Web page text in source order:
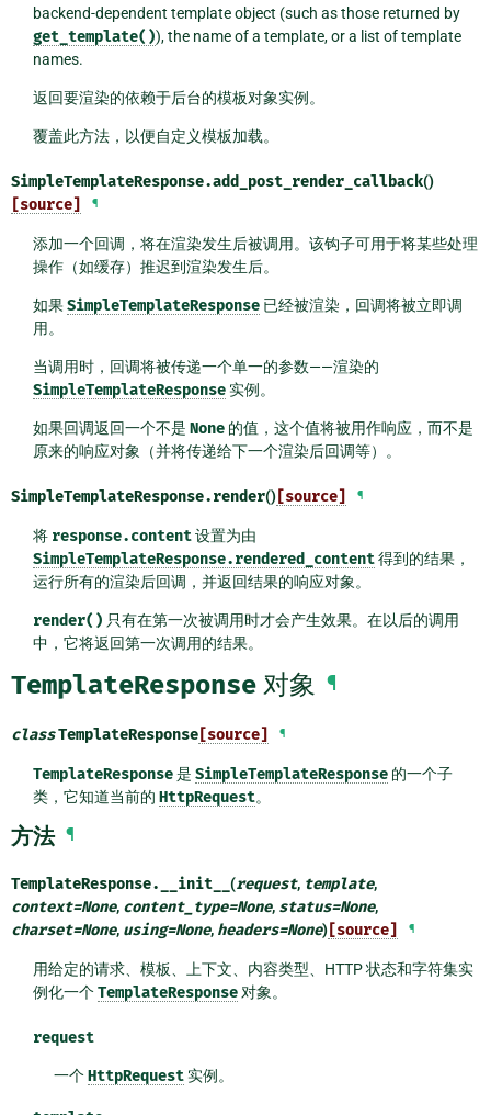
backend-dependent template object (such as those returned by
get_template()), the name of a template, or a list of template
names.
返回要渲染的依赖于后台的模板对象实例。
覆盖此方法，以便自定义模板加载。
SimpleTemplateResponse.add_post_render_callback()
[source] ¶
添加一个回调，将在渲染发生后被调用。该钩子可用于将某些处理
操作（如缓存）推迟到渲染发生后。
如果SimpleTemplateResponse已经被渲染，回调将被立即调
用。
当调用时，回调将被传递一个单一的参数——渲染的
SimpleTemplateResponse实例。
如果回调返回一个不是 None的值，这个值将被用作响应，而不是
原来的响应对象（并将传递给下一个渲染后回调等）。
SimpleTemplateResponse.render() [source] ¶
将 response.content设置为由
SimpleTemplateResponse.rendered_content得到的结果，
运行所有的渲染后回调，并返回结果的响应对象。
render() 只有在第一次被调用时才会产生效果。在以后的调用
中，它将返回第一次调用的结果。
TemplateResponse 对象 ¶
classTemplateResponse [source] ¶
TemplateResponse是 SimpleTemplateResponse的一个子
类，它知道当前的 HttpRequest。
方法 ¶
TemplateResponse. __init__ (request, template,
context=None, content_type=None, status=None,
charset=None, using=None, headers=None) [source] ¶
用给定的请求、模板、上下文、内容类型、HTTP 状态和字符集实
例化一个TemplateResponse对象。
request
一个HttpRequest实例。